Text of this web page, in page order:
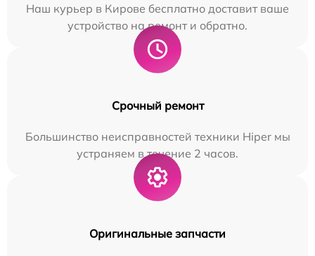
Наш курьер в Кирове бесплатно доставит ваше
устройство на ремонт и обратно.
Срочный ремонт
Большинство неисправностей техники Hiper мы
устраняем в течение 2 часов.
Оригинальные запчасти